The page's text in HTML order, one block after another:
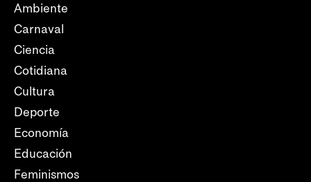
Ambiente
Carnaval
Ciencia
Cotidiana
Cultura
Deporte
Economía
Educación
Feminismos